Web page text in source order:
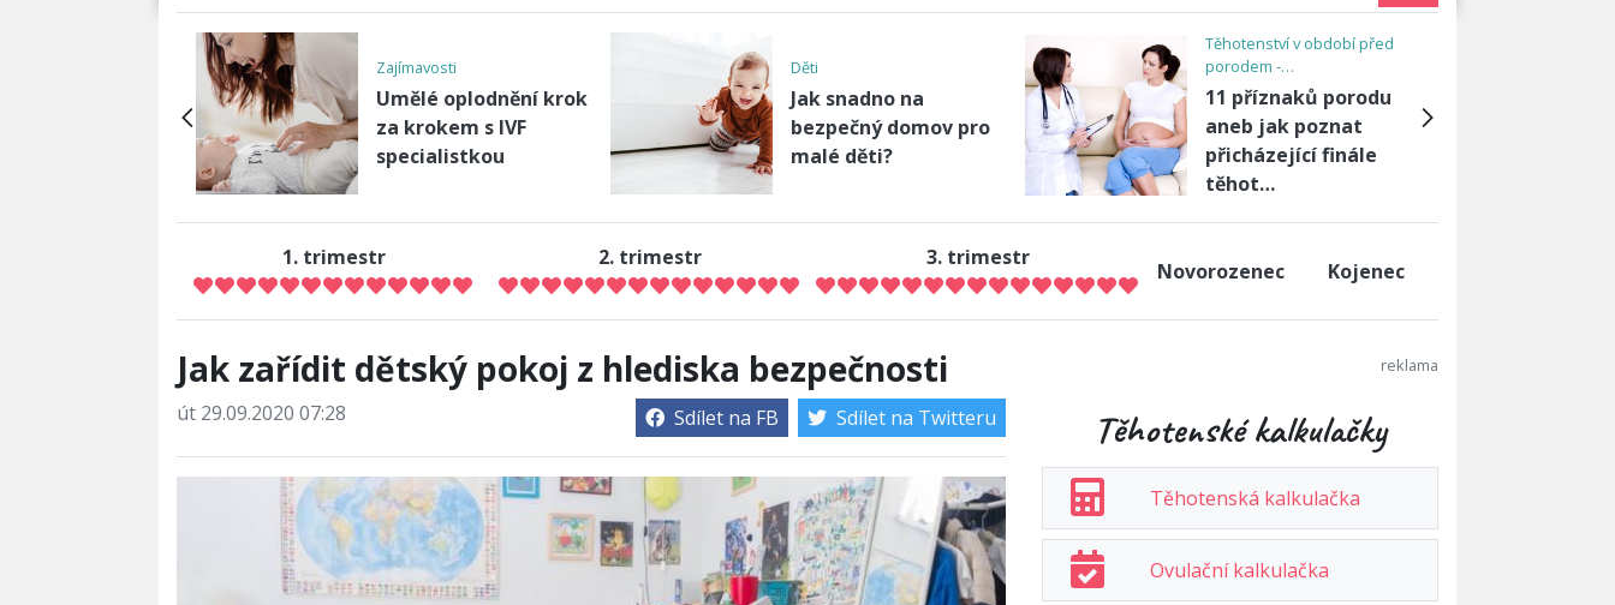
Zajímavosti
Umělé oplodnění krok
za krokem s IVF
specialistkou
Děti
Jak snadno na
bezpečný domov pro
malé děti?
Těhotenství v období před
porodem -…
11 příznaků porodu
aneb jak poznat
přicházející finále
těhot…
1. trimestr 2. trimestr 3. trimestr
Novorozenec Kojenec
Jak zařídit dětský pokoj z hlediska bezpečnosti
út 29.09.2020 07:28 Sdílet na FB Sdílet na Twitteru Těhotenské kalkulačky
Těhotenská kalkulačka
Ovulační kalkulačka